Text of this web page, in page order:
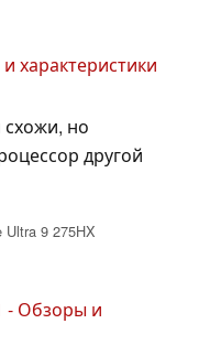
характеристики
но
другой
Ultra 9 275HX
- Обзоры и